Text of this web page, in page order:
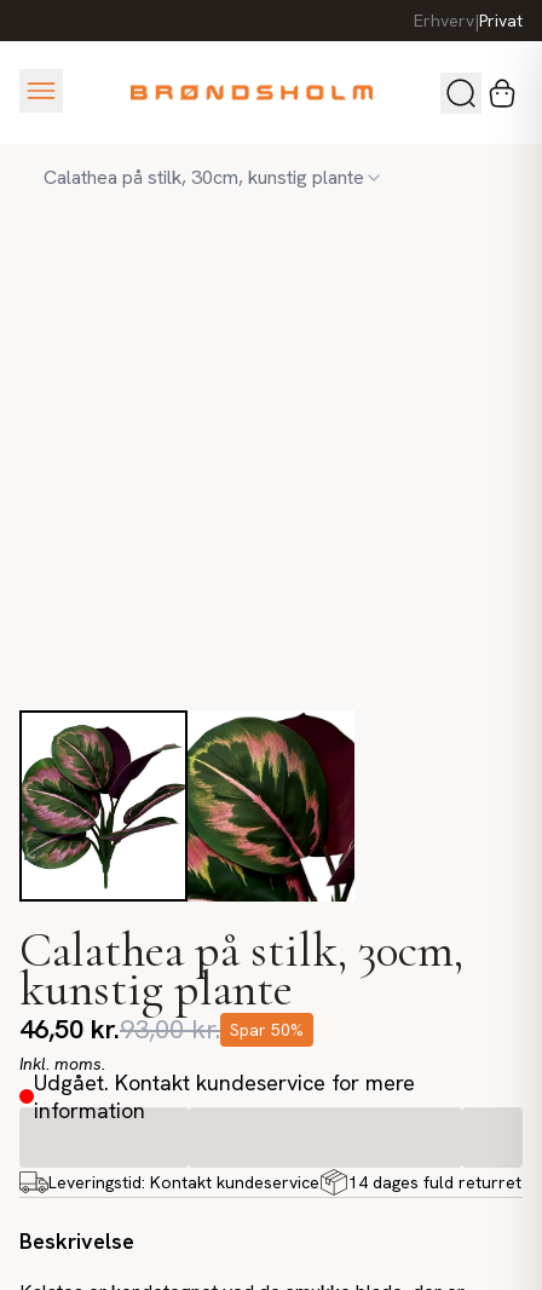
Erhverv|Privat
Calathea på stilk, 30cm, kunstig plante
Calathea på stilk, 30cm,
kunstig plante
46,50 kr.93,00kr. Spar 50%
Inkl. moms.
Udgået. Kontakt kundeservice for mere
information
Leveringstid: Kontakt kundeservice 14 dages fuld returret
Beskrivelse